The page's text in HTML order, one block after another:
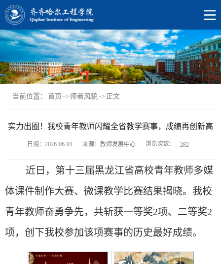
当前位置： 首页 -> 师者风貌-> 正文
实力出圈！我校青年教师闪耀全省教学赛事，成绩再创新高
日期：2026-06-01 来源：教师发展中心 浏览次数： 282
近日，第十三届黑龙江省高校青年教师多媒
体课件制作大赛、微课教学比赛结果揭晓。我校
青年教师奋勇争先，共斩获一等奖2项、二等奖2
项，创下我校参加该项赛事的历史最好成绩。